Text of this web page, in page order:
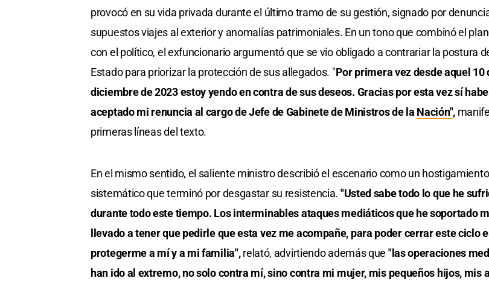
provocó en su vida privada durante el último tramo de su gestión, signado por
supuestos viajes al exterior y anomalías patrimoniales. En un tono que combinó el
con el político, el exfuncionario argumentó que se vio obligado a contrariar la postura
Estado para priorizar la protección de sus allegados. "Por primera vez desde aquel 10
diciembre de 2023 estoy yendo en contra de sus deseos. Gracias por esta vez sí
aceptado mi renuncia al cargo de Jefe de Gabinete de Ministros de la Nación",
primeras líneas del texto.
En el mismo sentido, el saliente ministro describió el escenario como un hostigamiento
sistemático que terminó por desgastar su resistencia. "Usted sabe todo lo que he
durante todo este tiempo. Los interminables ataques mediáticos que he soportado
llevado a tener que pedirle que esta vez me acompañe, para poder cerrar este ciclo
protegerme a mí y a mi familia",relató, advirtiendo además que "las operaciones
han ido al extremo, no solo contra mí, sino contra mi mujer, mis pequeños hijos, mis